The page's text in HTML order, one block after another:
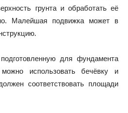
грунта и обработать её
Малейшая подвижка может в
для фундамента
использовать бечёвку и
соответствовать площади